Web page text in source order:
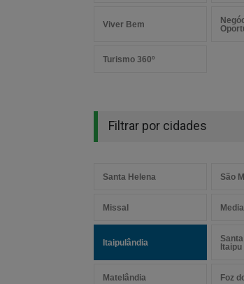
Viver Bem
Turismo 360º
Filtrar por cidades
Santa Helena São
Missal
Itaipulândia
Itaipu
Matelândia Foz